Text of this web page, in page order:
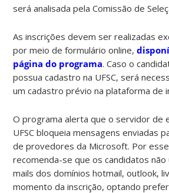
será analisada pela Comissão de
As inscrições devem ser realizadas
por meio de formulário online,
página do programa. Caso o
possua cadastro na UFSC, será
um cadastro prévio na plataforma de
O programa alerta que o servidor de
UFSC bloqueia mensagens enviadas
de provedores da Microsoft. Por
recomenda-se que os candidatos não
mails dos domínios hotmail, outlook,
momento da inscrição, optando